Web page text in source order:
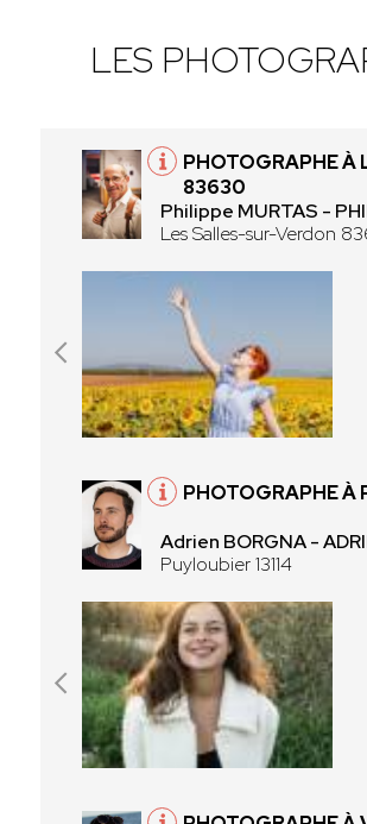
LES
PHOTOGRAPHE À
83630
Philippe MURTAS -
Les Salles-sur-Verdon
PHOTOGRAPHE À
Adrien BORGNA -
Puyloubier 13114